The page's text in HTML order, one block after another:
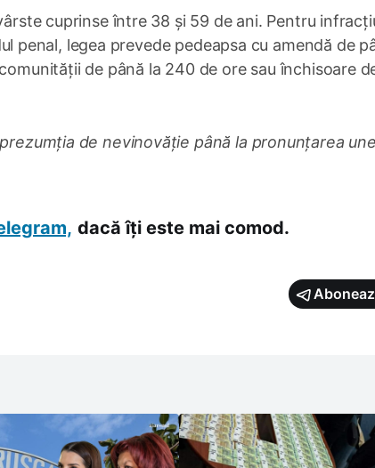
cuprinse între 38 și 59 de ani. Pentru
penal, legea prevede pedeapsa cu amendă de
de până la 240 de ore sau închisoare
de nevinovăție până la pronunțarea
dacă îți este mai comod.